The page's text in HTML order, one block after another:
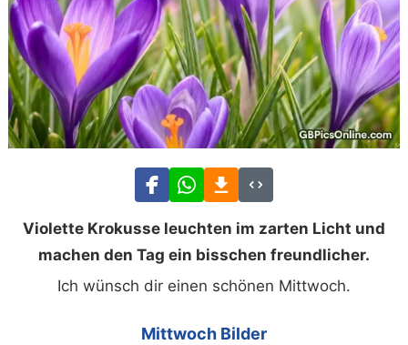
Violette Krokusse leuchten im zarten Licht und
machen den Tag ein bisschen freundlicher.
Ich wünsch dir einen schönen Mittwoch.
Mittwoch Bilder